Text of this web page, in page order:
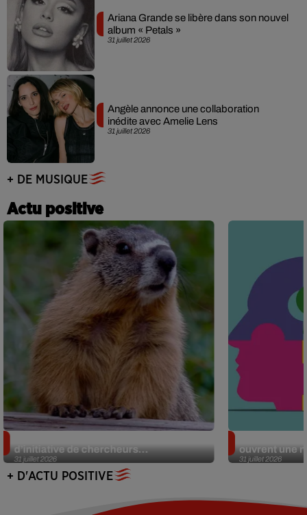
31 juillet 2026
Ariana Grande se libère dans son nouvel
album « Petals »
31 juillet 2026
Angèle annonce une collaboration
inédite avec Amelie Lens
+ DE MUSIQUE
Actu positive
31 juillet 2026
d’initiative de chercheurs...
31 juillet 2026
ouvrent une
+ D'ACTU POSITIVE